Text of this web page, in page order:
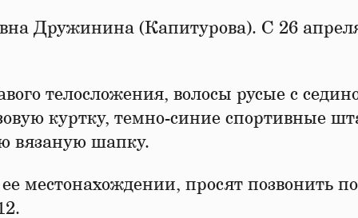
Дружинина (Капитурова). С 26
телосложения, волосы русые с
куртку, темно-синие спортивные
вязаную шапку.
местонахождении, просят позвонить по